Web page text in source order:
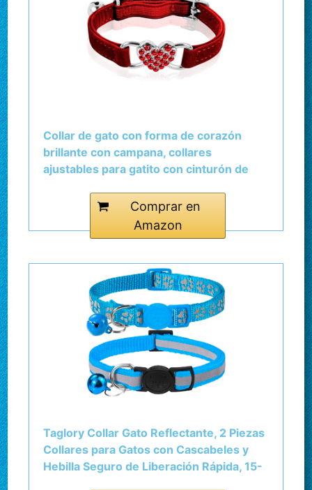
Collar de gato con forma de corazón
brillante con campana, collares
ajustables para gatito con cinturón de
diamantes de imitación para perros
Comprar en
Amazon
Taglory Collar Gato Reflectante, 2 Piezas
Collares para Gatos con Cascabeles y
Hebilla Seguro de Liberación Rápida, 15-